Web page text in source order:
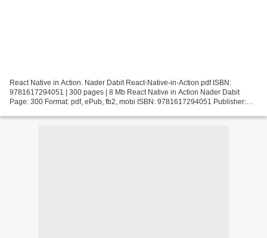
React Native in Action. Nader Dabit React-Native-in-Action.pdf ISBN:
9781617294051 | 300 pages | 8 Mb React Native in Action Nader Dabit
Page: 300 Format: pdf, ePub, fb2, mobi ISBN: 9781617294051 Publisher: